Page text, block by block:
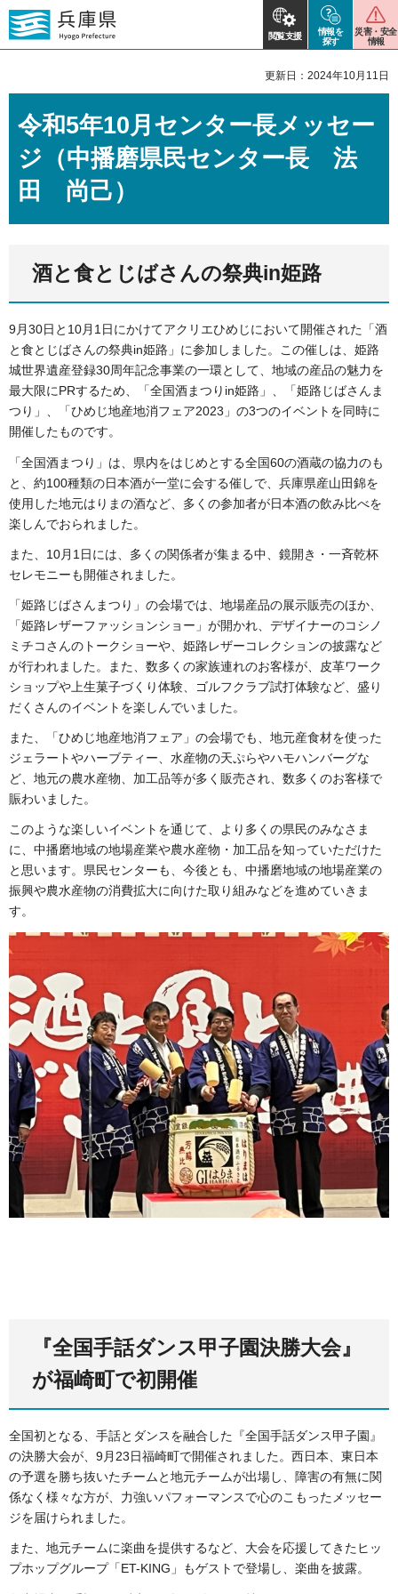
閲覧支援
情報を
探す
災害・安全
情報
更新日：2024年10月11日
令和5年10月センター長メッセー
ジ（中播磨県民センター長 法
田 尚己）
酒と食とじばさんの祭典in姫路
9月30日と10月1日にかけてアクリエひめじにおいて開催された「酒
と食とじばさんの祭典in姫路」に参加しました。この催しは、姫路
城世界遺産登録30周年記念事業の一環として、地域の産品の魅力を
最大限にPRするため、「全国酒まつりin姫路」、「姫路じばさんま
つり」、「ひめじ地産地消フェア2023」の3つのイベントを同時に
開催したものです。
「全国酒まつり」は、県内をはじめとする全国60の酒蔵の協力のも
と、約100種類の日本酒が一堂に会する催しで、兵庫県産山田錦を
使用した地元はりまの酒など、多くの参加者が日本酒の飲み比べを
楽しんでおられました。
また、10月1日には、多くの関係者が集まる中、鏡開き・一斉乾杯
セレモニーも開催されました。
「姫路じばさんまつり」の会場では、地場産品の展示販売のほか、
「姫路レザーファッションショー」が開かれ、デザイナーのコシノ
ミチコさんのトークショーや、姫路レザーコレクションの披露など
が行われました。また、数多くの家族連れのお客様が、皮革ワーク
ショップや上生菓子づくり体験、ゴルフクラブ試打体験など、盛り
だくさんのイベントを楽しんでいました。
また、「ひめじ地産地消フェア」の会場でも、地元産食材を使った
ジェラートやハーブティー、水産物の天ぷらやハモハンバーグな
ど、地元の農水産物、加工品等が多く販売され、数多くのお客様で
賑わいました。
このような楽しいイベントを通じて、より多くの県民のみなさま
に、中播磨地域の地場産業や農水産物・加工品を知っていただけた
と思います。県民センターも、今後とも、中播磨地域の地場産業の
振興や農水産物の消費拡大に向けた取り組みなどを進めていきま
す。
『全国手話ダンス甲子園決勝大会』
が福崎町で初開催
全国初となる、手話とダンスを融合した『全国手話ダンス甲子園』
の決勝大会が、9月23日福崎町で開催されました。西日本、東日本
の予選を勝ち抜いたチームと地元チームが出場し、障害の有無に関
係なく様々な方が、力強いパフォーマンスで心のこもったメッセー
ジを届けられました。
また、地元チームに楽曲を提供するなど、大会を応援してきたヒッ
プホップグループ「ET-KING」もゲストで登場し、楽曲を披露。